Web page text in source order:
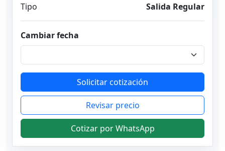
Tipo
Salida Regular
Cambiar fecha
Solicitar cotización
Revisar precio
Cotizar por WhatsApp